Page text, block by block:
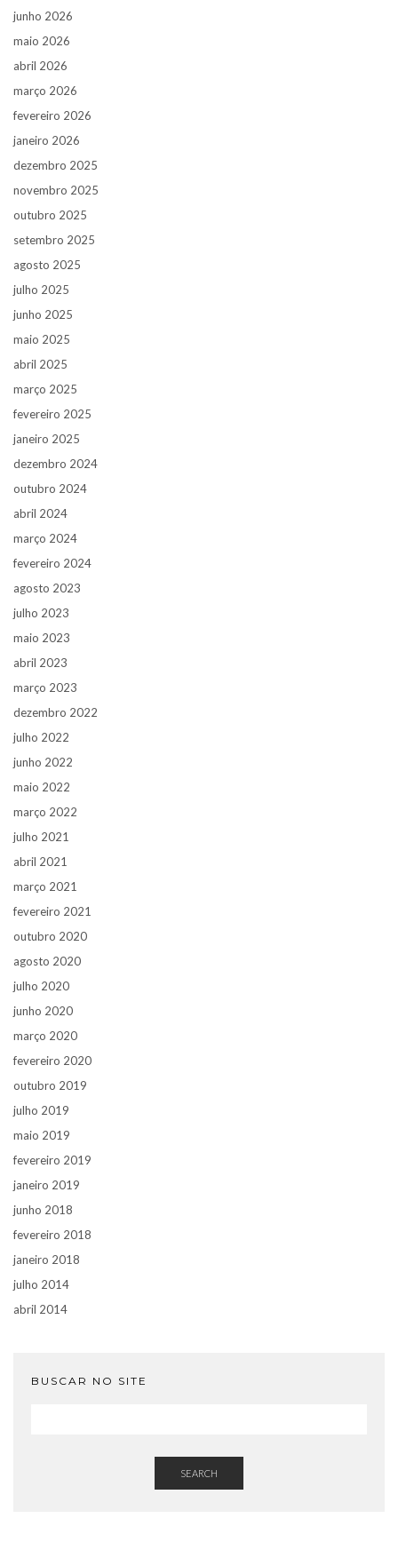
junho 2026
maio 2026
abril 2026
março 2026
fevereiro 2026
janeiro 2026
dezembro 2025
novembro 2025
outubro 2025
setembro 2025
agosto 2025
julho 2025
junho 2025
maio 2025
abril 2025
março 2025
fevereiro 2025
janeiro 2025
dezembro 2024
outubro 2024
abril 2024
março 2024
fevereiro 2024
agosto 2023
julho 2023
maio 2023
abril 2023
março 2023
dezembro 2022
julho 2022
junho 2022
maio 2022
março 2022
julho 2021
abril 2021
março 2021
fevereiro 2021
outubro 2020
agosto 2020
julho 2020
junho 2020
março 2020
fevereiro 2020
outubro 2019
julho 2019
maio 2019
fevereiro 2019
janeiro 2019
junho 2018
fevereiro 2018
janeiro 2018
julho 2014
abril 2014
BUSCAR NO SITE
SEARCH